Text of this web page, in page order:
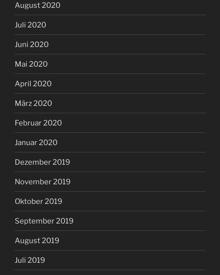
August 2020
Juli 2020
Juni 2020
Mai 2020
April 2020
März 2020
Februar 2020
Januar 2020
Dezember 2019
November 2019
Oktober 2019
September 2019
August 2019
Juli 2019